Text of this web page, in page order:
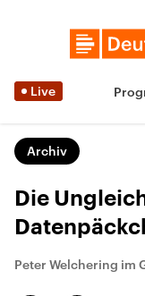
Live
Archiv
Die
Peter Welchering im